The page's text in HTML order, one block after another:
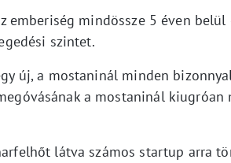
emberiség mindössze 5 éven
szintet.
új, a mostaninál minden
a mostaninál kiugróan
látva számos startup arra